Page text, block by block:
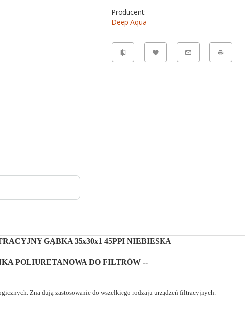
Producent:
Deep Aqua
GĄBKA 35x30x1 45PPI NIEBIESKA
POLIURETANOWA DO FILTRÓW --
Znajdują zastosowanie do wszelkiego rodzaju urządzeń filtracyjnych.